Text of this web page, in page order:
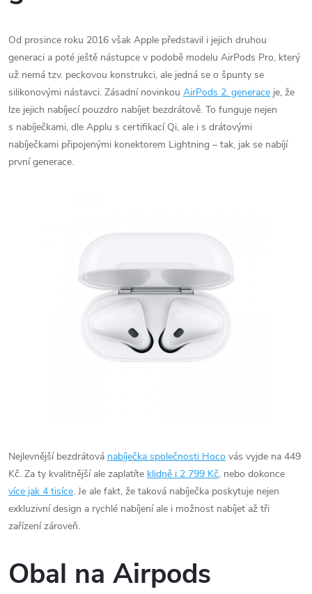
Od prosince roku 2016 však Apple představil i jejich druhou
generaci a poté ještě nástupce v podobě modelu AirPods Pro, který
už nemá tzv. peckovou konstrukci, ale jedná se o špunty se
silikonovými nástavci. Zásadní novinkou AirPods 2. generace je, že
lze jejich nabíjecí pouzdro nabíjet bezdrátově. To funguje nejen
s nabíječkami, dle Applu s certifikací Qi, ale i s drátovými
nabíječkami připojenými konektorem Lightning – tak, jak se nabíjí
první generace.
Nejlevnější bezdrátová nabíječka společnosti Hoco vás vyjde na 449
Kč. Za ty kvalitnější ale zaplatíte klidně i 2 799 Kč, nebo dokonce
více jak 4 tisíce. Je ale fakt, že taková nabíječka poskytuje nejen
exkluzivní design a rychlé nabíjení ale i možnost nabíjet až tři
zařízení zároveň.
Obal na Airpods